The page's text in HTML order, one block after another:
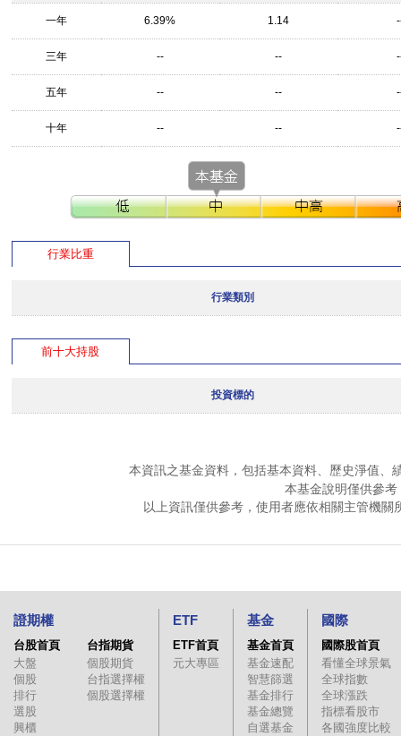
一年 6.39% 1.14
三年 -- --
五年 -- --
十年 -- --
行業比重
行業類別
前十大持股
投資標的
本資訊之基金資料，包括基本資料、歷史淨值、
本基金說明僅供參
以上資訊僅供參考，使用者應依相關主管機
證期權
台股首頁
大盤
個股
排行
選股
興櫃
台指期貨
個股期貨
台指選擇權
個股選擇權
ETF
ETF首頁
元大專區
基金
基金首頁
基金速配
智慧篩選
基金排行
基金總覽
自選基金
國際
國際股首頁
看懂全球景氣
全球指數
全球漲跌
指標看股市
各國強度比較